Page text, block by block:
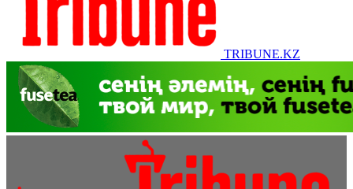
TRIBUNE.KZ